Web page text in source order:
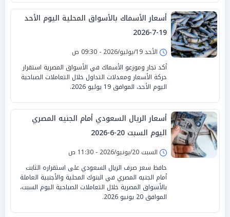
أسعار الأسماك بالأسواق المحلية اليوم الأحد
19-7-2026
الأحد 19/يوليو/2026 - 09:30 ص
أكد تجار وموزعو الأسماك في الأسواق المصرية استقرار
حركة الأسعار ومعدلات التداول خلال التعاملات الصباحية
اليوم الأحد، الموافق 19 يوليو 2026.
أسعار الريال السعودي أمام الجنيه المصري
اليوم السبت 20-6-2026
السبت 20/يونيو/2026 - 11:30 ص
حافظ سعر صرف الريال السعودي على استقراره الثابت
أمام الجنيه المصري في البنوك المحلية والأجنبية العاملة
بالأسواق المصرية خلال التعاملات الصباحية اليوم السبت،
الموافق 20 يونيو 2026.